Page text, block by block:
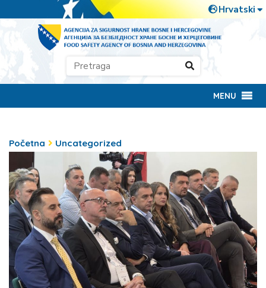
MENU
Početna Uncategorized